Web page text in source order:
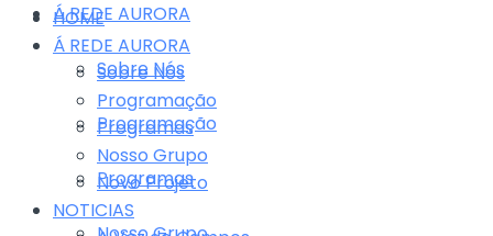
Á REDE AURORA
Sobre Nós
Programação
Programas
HOME
Á REDE AURORA
Sobre Nós
Programação
Programas
Nosso Grupo
Novo Projeto
NOTICIAS